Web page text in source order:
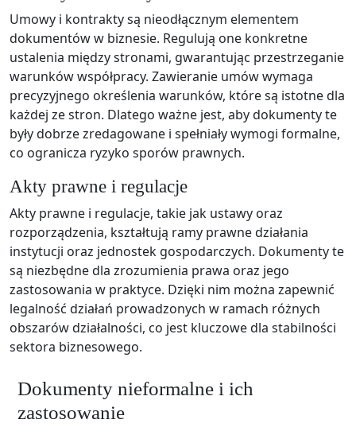
Umowy i kontrakty są nieodłącznym elementem
dokumentów w biznesie. Regulują one konkretne
ustalenia między stronami, gwarantując przestrzeganie
warunków współpracy. Zawieranie umów wymaga
precyzyjnego określenia warunków, które są istotne dla
każdej ze stron. Dlatego ważne jest, aby dokumenty te
były dobrze zredagowane i spełniały wymogi formalne,
co ogranicza ryzyko sporów prawnych.
Akty prawne i regulacje
Akty prawne i regulacje, takie jak ustawy oraz
rozporządzenia, kształtują ramy prawne działania
instytucji oraz jednostek gospodarczych. Dokumenty te
są niezbędne dla zrozumienia prawa oraz jego
zastosowania w praktyce. Dzięki nim można zapewnić
legalność działań prowadzonych w ramach różnych
obszarów działalności, co jest kluczowe dla stabilności
sektora biznesowego.
Dokumenty nieformalne i ich
zastosowanie